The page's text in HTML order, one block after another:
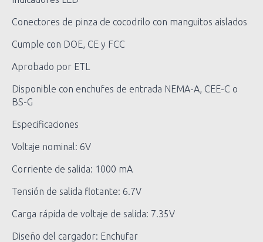
Conectores de pinza de cocodrilo con manguitos aislados
Cumple con DOE, CE y FCC
Aprobado por ETL
Disponible con enchufes de entrada NEMA-A, CEE-C o
BS-G
Especificaciones
Voltaje nominal: 6V
Corriente de salida: 1000 mA
Tensión de salida flotante: 6.7V
Carga rápida de voltaje de salida: 7.35V
Diseño del cargador: Enchufar